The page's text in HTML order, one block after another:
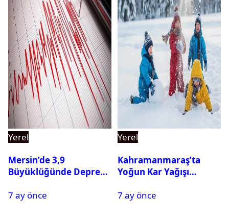
Yerel
Mersin’de 3,9
Büyüklüğünde Deprem
7 ay önce
Yerel
Kahramanmaraş’ta
Yoğun Kar Yağışı
Tatil
7 ay önce